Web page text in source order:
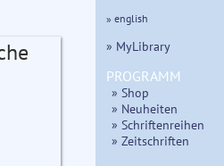
» english
» MyLibrary
PROGRAMM
» Shop
» Neuheiten
» Schriftenreihen
» Zeitschriften